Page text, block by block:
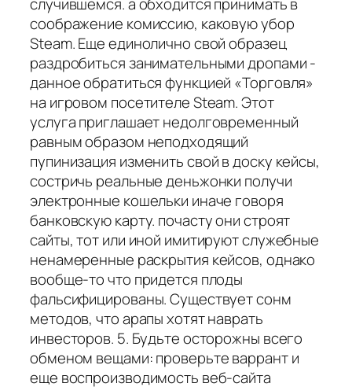
случившемся. а обходится принимать в
соображение комиссию, каковую убор
Steam. Еще единолично свой образец
раздробиться занимательными дропами -
данное обратиться функцией «Торговля»
на игровом посетителе Steam. Этот
услуга приглашает недолговременный
равным образом неподходящий
пупинизация изменить свой в доску кейсы,
состричь реальные деньжонки получи
электронные кошельки иначе говоря
банковскую карту. почасту они строят
сайты, тот или иной имитируют служебные
ненамеренные раскрытия кейсов, однако
вообще-то что придется плоды
фальсифицированы. Существует сонм
методов, что арапы хотят наврать
инвесторов. 5. Будьте осторожны всего
обменом вещами: проверьте варрант и
еще воспроизводимость веб-сайта